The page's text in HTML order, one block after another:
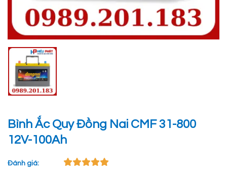
Bình Ắc Quy Đồng Nai CMF 31-800
12V-100Ah
Đánh giá: